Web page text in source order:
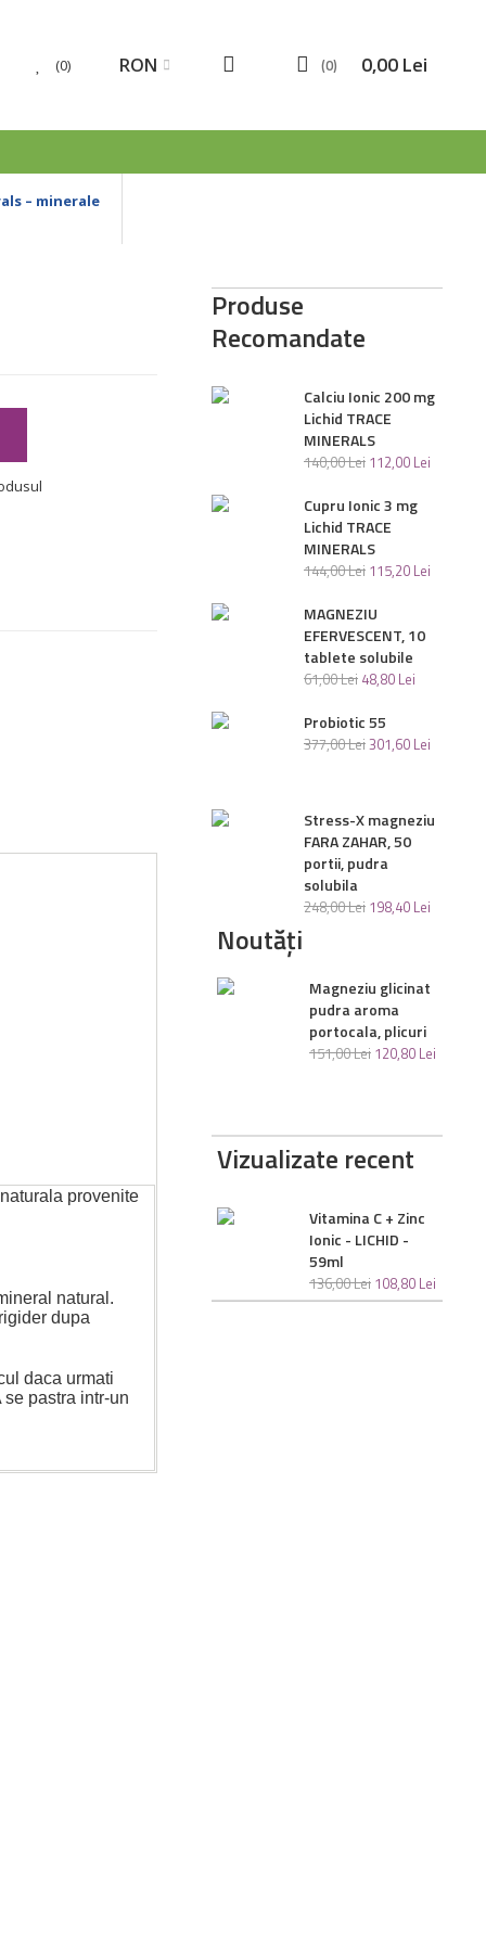
0 RON 0 0,00Lei
– minerale
provenite
natural.
dupa
daca urmati
pastra intr-un
Produse
Recomandate
Calciu Ionic 200 mg
Lichid TRACE
MINERALS
140,00Lei 112,00 Lei
Cupru Ionic 3 mg
Lichid TRACE
MINERALS
144,00Lei 115,20 Lei
MAGNEZIU
EFERVESCENT, 10
tablete solubile
61,00Lei 48,80 Lei
Probiotic 55
377,00Lei301,60 Lei
Stress-X magneziu
FARA ZAHAR, 50
portii, pudra
solubila
248,00Lei 198,40 Lei
Noutăți
Magneziu glicinat
pudra aroma
portocala, plicuri
151,00Lei 120,80 Lei
Vizualizate recent
Vitamina C + Zinc
Ionic - LICHID -
59ml
136,00Lei 108,80 Lei